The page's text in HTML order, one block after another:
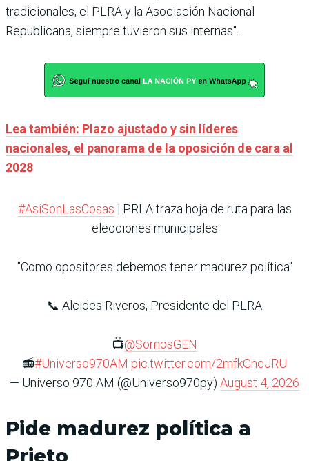
tradicionales, el PLRA y la Asociación Nacional
Republicana, siempre tuvieron sus internas".
Lea también: Plazo ajustado y sin líderes
nacionales, el panorama de la oposición de cara al
2028
#AsiSonLasCosas | PRLA traza hoja de ruta para las
elecciones municipales
"Como opositores debemos tener madurez política"
📞 Alcides Riveros, Presidente del PLRA
📺@SomosGEN
📻#Universo970AM pic.twitter.com/2mfkGneJRU
— Universo 970 AM (@Universo970py) August 4, 2026
Pide madurez política a
Prieto